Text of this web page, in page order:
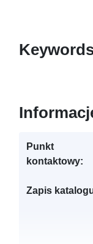
Punkt
kontaktowy:
Zapis